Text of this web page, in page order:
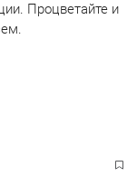
Процветайте и